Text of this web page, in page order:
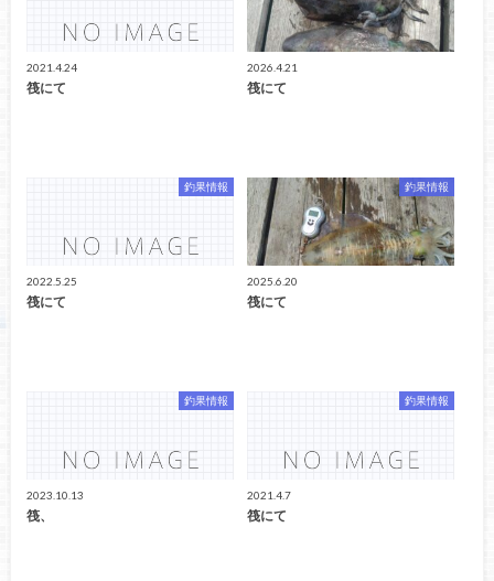
2021.4.24
筏にて
2026.4.21
筏にて
釣果情報
2022.5.25
筏にて
釣果情報
2025.6.20
筏にて
釣果情報
2023.10.13
筏、
釣果情報
2021.4.7
筏にて